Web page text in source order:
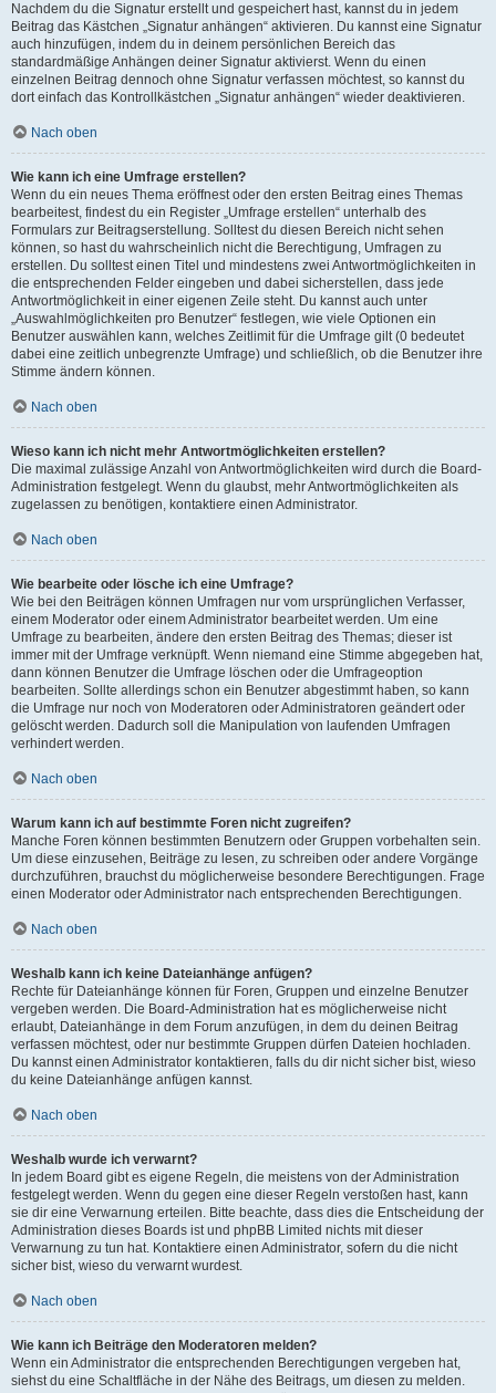
Nachdem du die Signatur erstellt und gespeichert hast, kannst du in jedem
Beitrag das Kästchen „Signatur anhängen“ aktivieren. Du kannst eine Signatur
auch hinzufügen, indem du in deinem persönlichen Bereich das
standardmäßige Anhängen deiner Signatur aktivierst. Wenn du einen
einzelnen Beitrag dennoch ohne Signatur verfassen möchtest, so kannst du
dort einfach das Kontrollkästchen „Signatur anhängen“ wieder deaktivieren.
Nach oben
Wie kann ich eine Umfrage erstellen?
Wenn du ein neues Thema eröffnest oder den ersten Beitrag eines Themas
bearbeitest, findest du ein Register „Umfrage erstellen“ unterhalb des
Formulars zur Beitragserstellung. Solltest du diesen Bereich nicht sehen
können, so hast du wahrscheinlich nicht die Berechtigung, Umfragen zu
erstellen. Du solltest einen Titel und mindestens zwei Antwortmöglichkeiten in
die entsprechenden Felder eingeben und dabei sicherstellen, dass jede
Antwortmöglichkeit in einer eigenen Zeile steht. Du kannst auch unter
„Auswahlmöglichkeiten pro Benutzer“ festlegen, wie viele Optionen ein
Benutzer auswählen kann, welches Zeitlimit für die Umfrage gilt (0 bedeutet
dabei eine zeitlich unbegrenzte Umfrage) und schließlich, ob die Benutzer ihre
Stimme ändern können.
Nach oben
Wieso kann ich nicht mehr Antwortmöglichkeiten erstellen?
Die maximal zulässige Anzahl von Antwortmöglichkeiten wird durch die Board-
Administration festgelegt. Wenn du glaubst, mehr Antwortmöglichkeiten als
zugelassen zu benötigen, kontaktiere einen Administrator.
Nach oben
Wie bearbeite oder lösche ich eine Umfrage?
Wie bei den Beiträgen können Umfragen nur vom ursprünglichen Verfasser,
einem Moderator oder einem Administrator bearbeitet werden. Um eine
Umfrage zu bearbeiten, ändere den ersten Beitrag des Themas; dieser ist
immer mit der Umfrage verknüpft. Wenn niemand eine Stimme abgegeben hat,
dann können Benutzer die Umfrage löschen oder die Umfrageoption
bearbeiten. Sollte allerdings schon ein Benutzer abgestimmt haben, so kann
die Umfrage nur noch von Moderatoren oder Administratoren geändert oder
gelöscht werden. Dadurch soll die Manipulation von laufenden Umfragen
verhindert werden.
Nach oben
Warum kann ich auf bestimmte Foren nicht zugreifen?
Manche Foren können bestimmten Benutzern oder Gruppen vorbehalten sein.
Um diese einzusehen, Beiträge zu lesen, zu schreiben oder andere Vorgänge
durchzuführen, brauchst du möglicherweise besondere Berechtigungen. Frage
einen Moderator oder Administrator nach entsprechenden Berechtigungen.
Nach oben
Weshalb kann ich keine Dateianhänge anfügen?
Rechte für Dateianhänge können für Foren, Gruppen und einzelne Benutzer
vergeben werden. Die Board-Administration hat es möglicherweise nicht
erlaubt, Dateianhänge in dem Forum anzufügen, in dem du deinen Beitrag
verfassen möchtest, oder nur bestimmte Gruppen dürfen Dateien hochladen.
Du kannst einen Administrator kontaktieren, falls du dir nicht sicher bist, wieso
du keine Dateianhänge anfügen kannst.
Nach oben
Weshalb wurde ich verwarnt?
In jedem Board gibt es eigene Regeln, die meistens von der Administration
festgelegt werden. Wenn du gegen eine dieser Regeln verstoßen hast, kann
sie dir eine Verwarnung erteilen. Bitte beachte, dass dies die Entscheidung der
Administration dieses Boards ist und phpBB Limited nichts mit dieser
Verwarnung zu tun hat. Kontaktiere einen Administrator, sofern du die nicht
sicher bist, wieso du verwarnt wurdest.
Nach oben
Wie kann ich Beiträge den Moderatoren melden?
Wenn ein Administrator die entsprechenden Berechtigungen vergeben hat,
siehst du eine Schaltfläche in der Nähe des Beitrags, um diesen zu melden.